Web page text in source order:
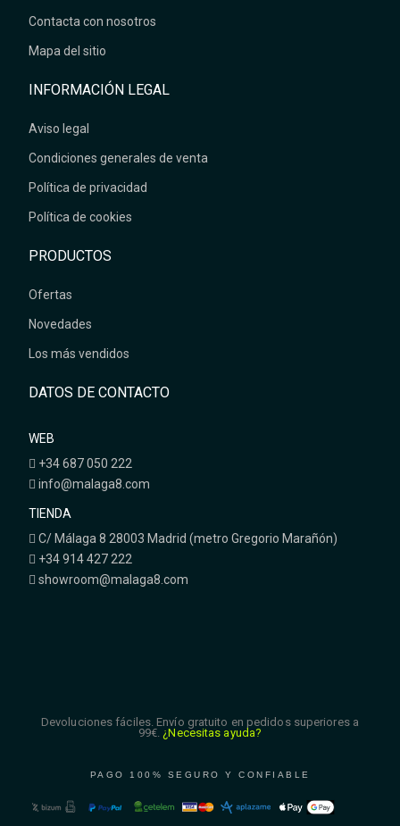
Contacta con nosotros
Mapa del sitio
INFORMACIÓN LEGAL
Aviso legal
Condiciones generales de venta
Política de privacidad
Política de cookies
PRODUCTOS
Ofertas
Novedades
Los más vendidos
DATOS DE CONTACTO
WEB
+34 687 050 222
info@malaga8.com
TIENDA
C/ Málaga 8 28003 Madrid (metro Gregorio Marañón)
+34 914 427 222
showroom@malaga8.com
Devoluciones fáciles. Envío gratuito en pedidos superiores a
99€. ¿Necesitas ayuda?
PAGO 100% SEGURO Y CONFIABLE